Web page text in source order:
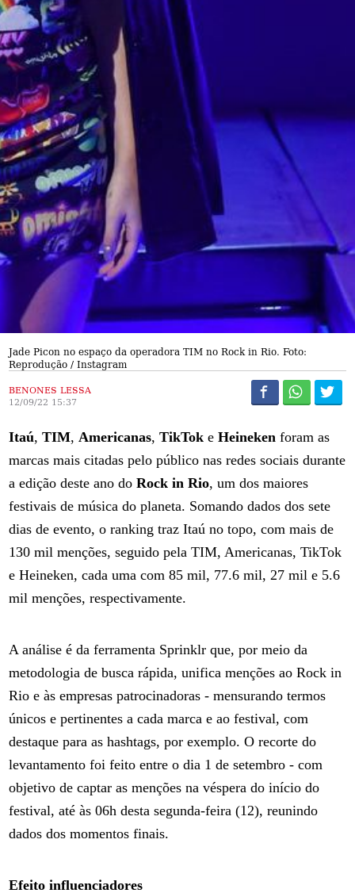
Jade Picon no espaço da operadora TIM no Rock in Rio. Foto:
Reprodução / Instagram
BENONES LESSA
12/09/22 15:37
Itaú,TIM,Americanas,TikTok eHeineken foram as
marcas mais citadas pelo público nas redes sociais durante
a edição deste ano doRock in Rio, um dos maiores
festivais de música do planeta. Somando dados dos sete
dias de evento, o ranking traz Itaú no topo, com mais de
130 mil menções, seguido pela TIM, Americanas, TikTok
e Heineken, cada uma com 85 mil, 77.6 mil, 27 mil e 5.6
mil menções, respectivamente.
A análise é da ferramenta Sprinklr que, por meio da
metodologia de busca rápida, unifica menções ao Rock in
Rio e às empresas patrocinadoras - mensurando termos
únicos e pertinentes a cada marca e ao festival, com
destaque para as hashtags, por exemplo. O recorte do
levantamento foi feito entre o dia 1 de setembro - com
objetivo de captar as menções na véspera do início do
festival, até às 06h desta segunda-feira (12), reunindo
dados dos momentos finais.
Efeito influenciadores